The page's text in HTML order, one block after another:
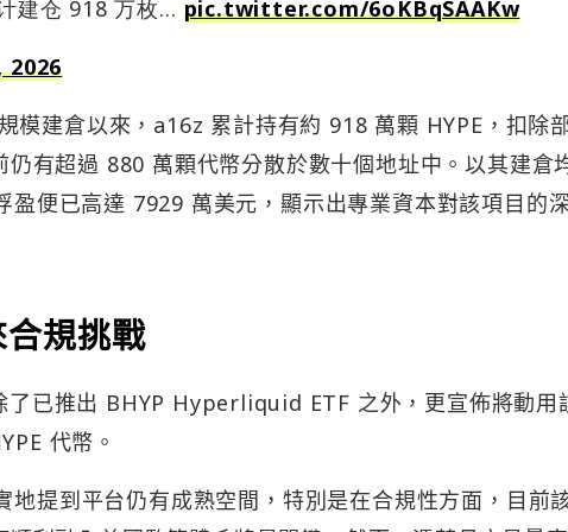
建仓 918 万枚… pic.twitter.com/6oKBqSAAKw
2026
模建倉以來，a16z 累計持有約 918 萬顆 HYPE，扣除
有超過 880 萬顆代幣分散於數十個地址中。以其建倉
盈便已高達 7929 萬美元，顯示出專業資本對該項目的
規挑戰
已推出 BHYP Hyperliquid ETF 之外，更宣佈將動用
代幣。
提到平台仍有成熟空間，特別是在合規性方面，目前